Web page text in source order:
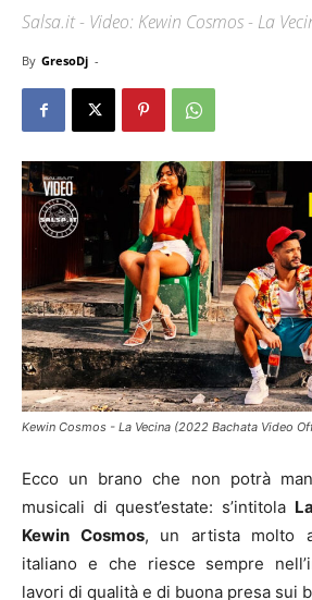
Salsa.it - Video: Kewin Cosmos - La
By GresoDj -
Kewin Cosmos - La Vecina (2022 Bachata Video
Ecco un brano che non potrà
musicali di quest’estate: s’intitola
Kewin Cosmos, un artista molto
italiano e che riesce sempre
lavori di qualità e di buona presa sui